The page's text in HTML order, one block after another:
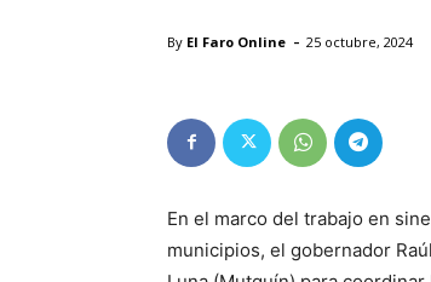
By El Faro Online - 25 octubre, 2024
En el marco del trabajo en
municipios, el gobernador